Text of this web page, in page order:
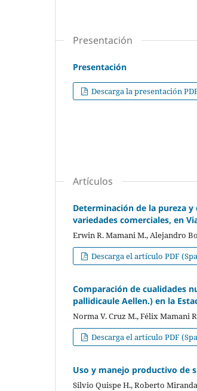
Presentación
Presentación
Descarga la presentación
Artículos
Determinación de la pureza
variedades comerciales, en
Erwin R. Mamani M., Alejandro
Descarga el artículo PDF
Comparación de cualidades
pallidicaule Aellen.) en la
Norma V. Cruz M., Félix Mamani
Descarga el artículo PDF
Uso y manejo productivo de
Silvio Quispe H., Roberto